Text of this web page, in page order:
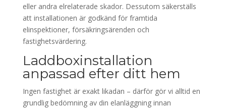
eller andra elrelaterade skador. Dessutom säkerställs
att installationen är godkänd för framtida
elinspektioner, försäkringsärenden och
fastighetsvärdering.
Laddboxinstallation
anpassad efter ditt hem
Ingen fastighet är exakt likadan – därför gör vi alltid en
grundlig bedömning av din elanläggning innan